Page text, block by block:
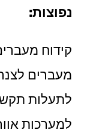
נפוצות:
קידוח
מעברים
לתעלות
למערכות